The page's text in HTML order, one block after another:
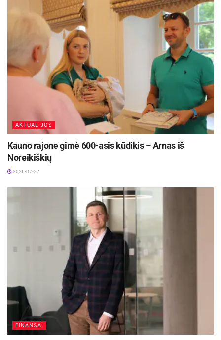
AKTUALIJOS
Kauno rajone gimė 600-asis kūdikis – Arnas iš
Noreikiškių
2026-07-22
FINANSAI